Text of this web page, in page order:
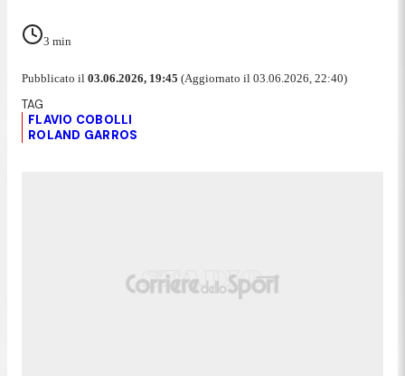
3 min
Pubblicato il 03.06.2026, 19:45 (Aggiornato il 03.06.2026, 22:40)
FLAVIO COBOLLI
ROLAND GARROS